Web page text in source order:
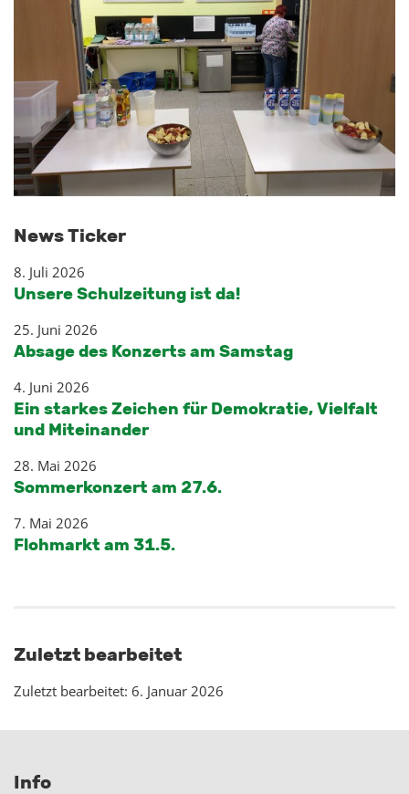
News Ticker
8. Juli 2026
Unsere Schulzeitung ist da!
25. Juni 2026
Absage des Konzerts am Samstag
4. Juni 2026
Ein starkes Zeichen für Demokratie, Vielfalt
und Miteinander
28. Mai 2026
Sommerkonzert am 27.6.
7. Mai 2026
Flohmarkt am 31.5.
Zuletzt bearbeitet
Zuletzt bearbeitet: 6. Januar 2026
Info